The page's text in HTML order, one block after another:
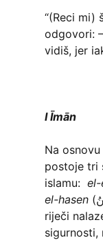
“(Reci mi)
odgovori:
vidiš, jer
I Īmān
Na
postoje tri
islamu: el-
el-hasen (ألحَسَنُ). Štaviše, ove tri arapske
riječi
sigurnosti,